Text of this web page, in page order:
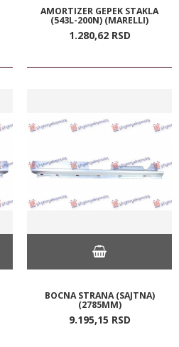
AMORTIZER GEPEK STAKLA
(543L-200N) (MARELLI)
1.280,62 RSD
BOCNA STRANA (SAJTNA)
(2785MM)
9.195,15 RSD